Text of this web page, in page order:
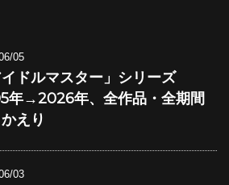
05
イドルマスター」シリーズ
年→2026年、全作品・全期間
えり
03